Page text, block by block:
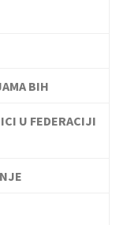
BIH
U FEDERACIJI